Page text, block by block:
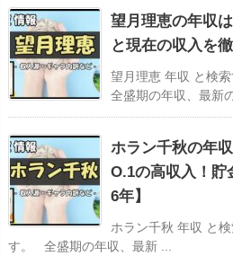
望月理恵の年収
と現在の収入を
望月理恵 年収 と検
全盛期の年収、最新の
ホラン千秋の年
O.1の高収入！貯
6年】
ホラン千秋 年収 と
す。 全盛期の年収、最新 ...